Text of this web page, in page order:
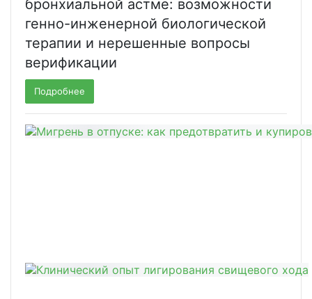
бронхиальной астме: возможности
генно-инженерной биологической
терапии и нерешенные вопросы
верификации
Подробнее